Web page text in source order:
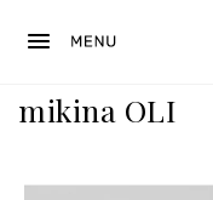
mikina OLI